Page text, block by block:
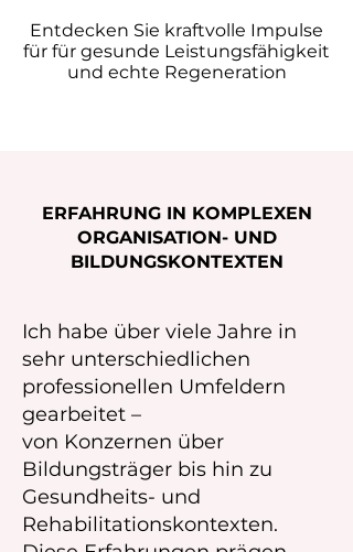
Entdecken Sie kraftvolle Impulse
für für gesunde Leistungsfähigkeit
und echte Regeneration
ERFAHRUNG IN KOMPLEXEN
ORGANISATION- UND
BILDUNGSKONTEXTEN
Ich habe über viele Jahre in
sehr unterschiedlichen
professionellen Umfeldern
gearbeitet –
von Konzernen über
Bildungsträger bis hin zu
Gesundheits- und
Rehabilitationskontexten.